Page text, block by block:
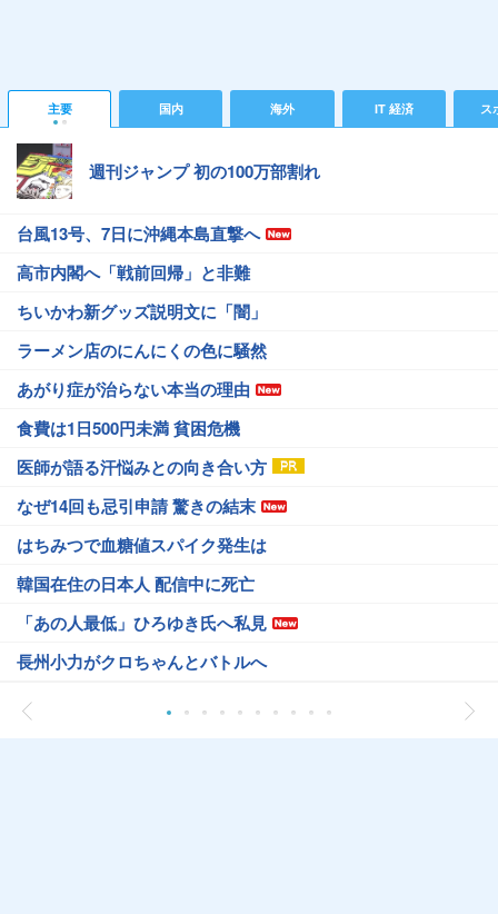
主要 国内 海外 IT 経済 ス
週刊ジャンプ 初の100万部割れ
台風13号、7日に沖縄本島直撃へ
高市内閣へ「戦前回帰」と非難
ちいかわ新グッズ説明文に「闇」
ラーメン店のにんにくの色に騒然
あがり症が治らない本当の理由
食費は1日500円未満 貧困危機
医師が語る汗悩みとの向き合い方
なぜ14回も忌引申請 驚きの結末
はちみつで血糖値スパイク発生は
韓国在住の日本人 配信中に死亡
「あの人最低」ひろゆき氏へ私見
長州小力がクロちゃんとバトルへ